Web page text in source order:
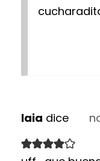
laia dice